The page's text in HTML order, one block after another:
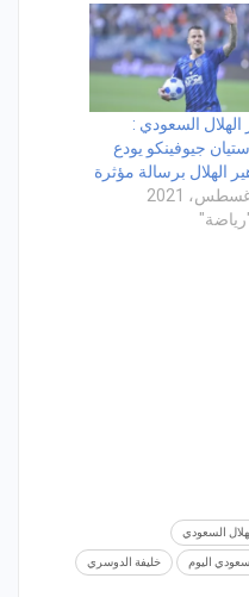
الهلال السعودي :
جيوفينكو يودع
الهلال برسالة مؤثرة
السعودي
اليوم خليفة الدوسري